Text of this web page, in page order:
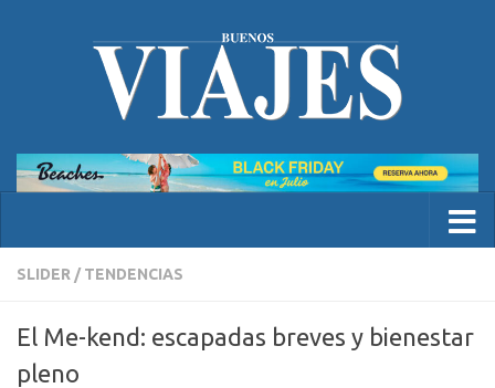
SLIDER / TENDENCIAS
El Me-kend: escapadas breves y bienestar
pleno